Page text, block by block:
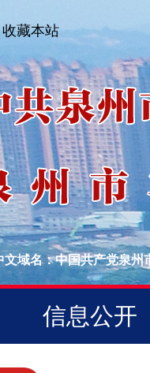
收藏本站
文域名：中国共产党泉州
信息公开